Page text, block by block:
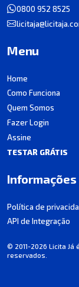
0800 952 8525
Menu
Home
Como Funciona
Quem Somos
Fazer Login
Assine
TESTAR GRÁTIS
Informações
Política de
API de Integração
© 2011-2026 Licita
reservados.